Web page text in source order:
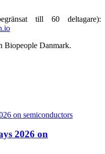
till 60 deltagare):
Biopeople Danmark.
2026 on